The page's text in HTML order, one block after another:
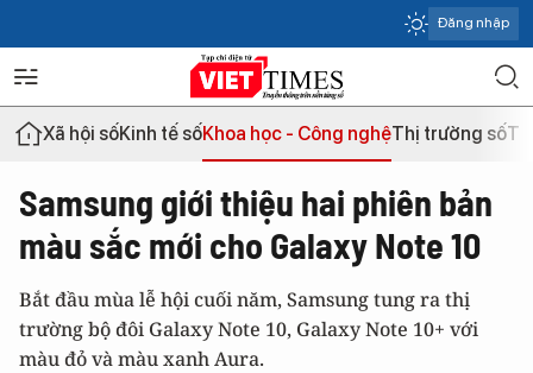
Đăng nhập
Xã hội sốKinh tế sốKhoa học - Công nghệThị trường số
Samsung giới thiệu hai phiên bản
màu sắc mới cho Galaxy Note 10
Bắt đầu mùa lễ hội cuối năm, Samsung tung ra thị
trường bộ đôi Galaxy Note 10, Galaxy Note 10+ với
màu đỏ và màu xanh Aura.